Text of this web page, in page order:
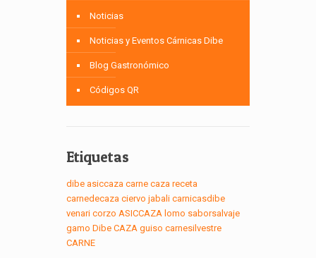
Noticias
Noticias y Eventos Cárnicas Dibe
Blog Gastronómico
Códigos QR
Etiquetas
dibe asiccaza carne caza receta
carnedecaza ciervo jabali carnicasdibe
venari corzo ASICCAZA lomo saborsalvaje
gamo Dibe CAZA guiso carnesilvestre
CARNE